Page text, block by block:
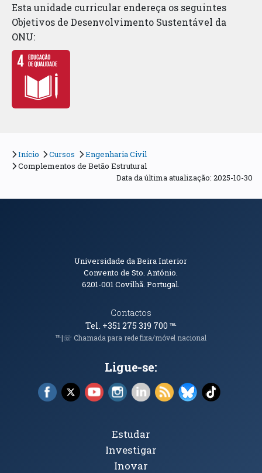
Esta unidade curricular endereça os seguintes
Objetivos de Desenvolvimento Sustentável da
ONU:
Início Cursos
Engenharia Civil
Complementos de Betão Estrutural
Data da última atualização: 2025-10-30
Informações de Contacto
Universidade da Beira Interior
Convento de Sto. António.
6201-001Covilhã. Portugal.
Contactos
Tel. +351 275 319 700℡
℡|☏ Chamada para rede fixa/móvel nacional
Ligue-se:
Facebook (abre em nova janela)
X (abre em nova janela)
YouTube (abre em nova janela)
Instagram (abre em nova janela)
LinkedIn (abre em nova
RSS (abre em nova
Bluesky (abre
TikTok
Tópicos Principais
Estudar
Investigar
Inovar